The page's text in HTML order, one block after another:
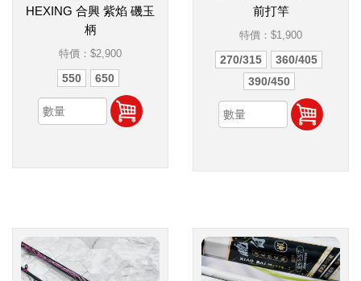
HEXING 合興 紫焰 磯玉
柄
特價： $2,900
550 650
前打竿
特價： $1,900
270/315
360/405
390/450